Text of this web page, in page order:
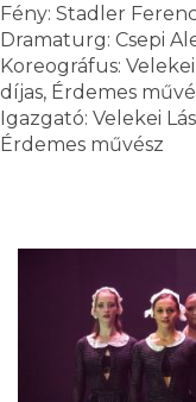
Fény: Stadler
Dramaturg: Csepi
Koreográfus:
díjas, Érdemes
Igazgató: Velekei
Érdemes művész